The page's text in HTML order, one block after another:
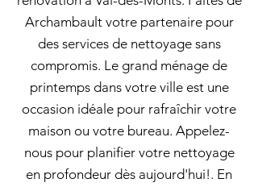
Archambault votre partenaire pour
des services de nettoyage sans
compromis. Le grand ménage de
printemps dans votre ville est une
occasion idéale pour rafraîchir votre
maison ou votre bureau. Appelez-
nous pour planifier votre nettoyage
en profondeur dès aujourd'hui!. En